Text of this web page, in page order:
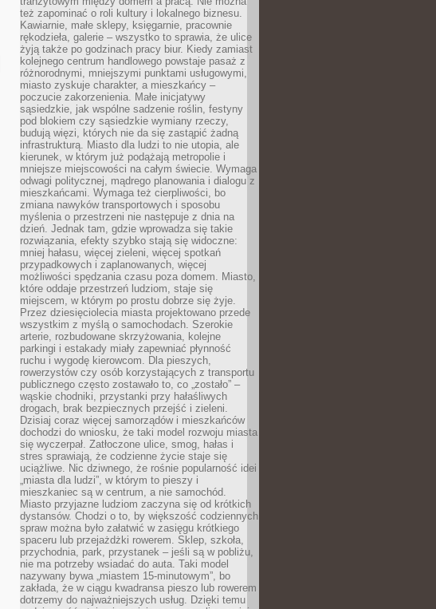
też zapominać o roli kultury i lokalnego biznesu.
Kawiarnie, małe sklepy, księgarnie, pracownie
rękodzieła, galerie – wszystko to sprawia, że ulice
żyją także po godzinach pracy biur. Kiedy zamiast
kolejnego centrum handlowego powstaje pasaż z
różnorodnymi, mniejszymi punktami usługowymi,
miasto zyskuje charakter, a mieszkańcy –
poczucie zakorzenienia. Małe inicjatywy
sąsiedzkie, jak wspólne sadzenie roślin, festyny
pod blokiem czy sąsiedzkie wymiany rzeczy,
budują więzi, których nie da się zastąpić żadną
infrastrukturą. Miasto dla ludzi to nie utopia, ale
kierunek, w którym już podążają metropolie i
mniejsze miejscowości na całym świecie. Wymaga
odwagi politycznej, mądrego planowania i dialogu z
mieszkańcami. Wymaga też cierpliwości, bo
zmiana nawyków transportowych i sposobu
myślenia o przestrzeni nie następuje z dnia na
dzień. Jednak tam, gdzie wprowadza się takie
rozwiązania, efekty szybko stają się widoczne:
mniej hałasu, więcej zieleni, więcej spotkań
przypadkowych i zaplanowanych, więcej
możliwości spędzania czasu poza domem. Miasto,
które oddaje przestrzeń ludziom, staje się
miejscem, w którym po prostu dobrze się żyje.
Przez dziesięciolecia miasta projektowano przede
wszystkim z myślą o samochodach. Szerokie
arterie, rozbudowane skrzyżowania, kolejne
parkingi i estakady miały zapewniać płynność
ruchu i wygodę kierowcom. Dla pieszych,
rowerzystów czy osób korzystających z transportu
publicznego często zostawało to, co „zostało” –
wąskie chodniki, przystanki przy hałaśliwych
drogach, brak bezpiecznych przejść i zieleni.
Dzisiaj coraz więcej samorządów i mieszkańców
dochodzi do wniosku, że taki model rozwoju miasta
się wyczerpał. Zatłoczone ulice, smog, hałas i
stres sprawiają, że codzienne życie staje się
uciążliwe. Nic dziwnego, że rośnie popularność idei
„miasta dla ludzi”, w którym to pieszy i
mieszkaniec są w centrum, a nie samochód.
Miasto przyjazne ludziom zaczyna się od krótkich
dystansów. Chodzi o to, by większość codziennych
spraw można było załatwić w zasięgu krótkiego
spaceru lub przejażdżki rowerem. Sklep, szkoła,
przychodnia, park, przystanek – jeśli są w pobliżu,
nie ma potrzeby wsiadać do auta. Taki model
nazywany bywa „miastem 15-minutowym”, bo
zakłada, że w ciągu kwadransa pieszo lub rowerem
dotrzemy do najważniejszych usług. Dzięki temu